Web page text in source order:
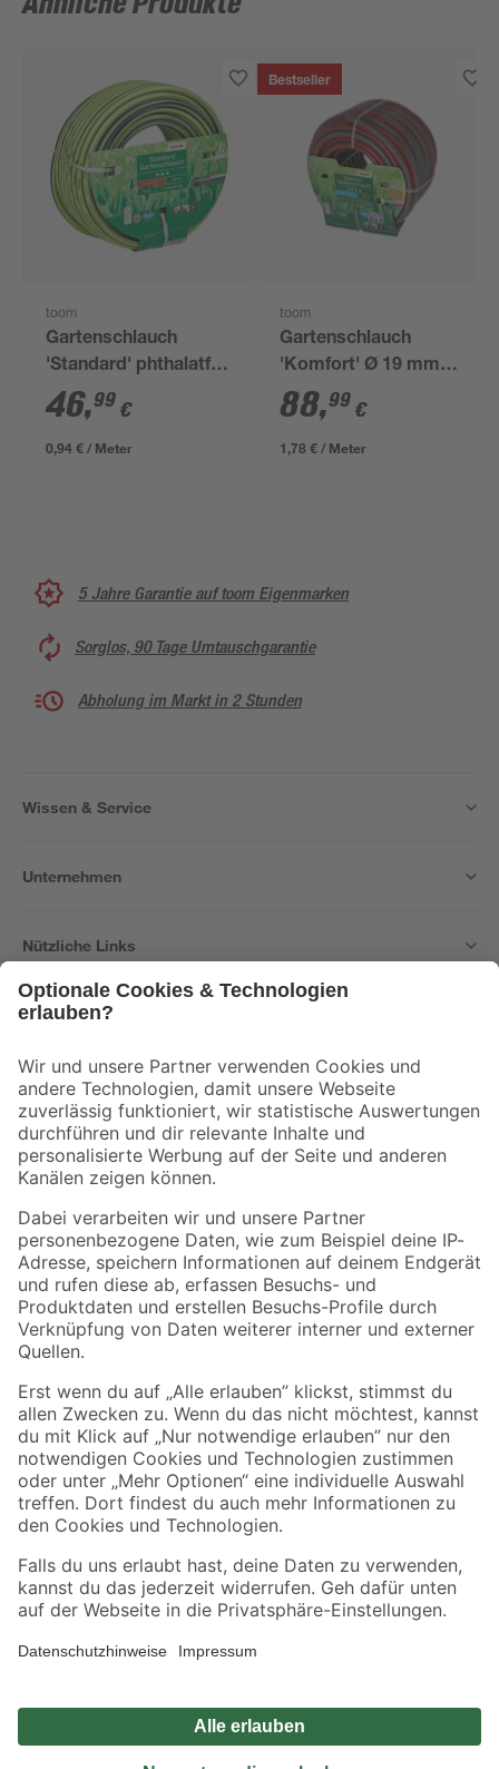
toom
Gartenschlauch
'Standard' phthalatfrei
Ø 13 mm (1/2") 50 m
46,99 €
0,94 € / Meter
Bestseller
toom
Gartenschlauch
'Komfort' Ø 19 mm
(3/4") 50 m
88,99 €
1,78 € / Meter
5 Jahre Garantie auf toom Eigenmarken
Sorglos, 90 Tage Umtauschgarantie
Abholung im Markt in 2 Stunden
Wissen & Service
Unternehmen
Nützliche Links
Der toom Newsletter: Keine Angebote und Aktionen mehr verpassen!
Zur Newsletter Anmeldung
Folge uns
Zahlungsarten Versandarten
Sicher einkaufen
Jetzt die toom-App herunterladen
Alle Preisangaben in EUR inkl. gesetzl. MwSt.. Die dargestellten Angebote sind unter
Umständen nicht in allen Märkten verfügbar. Die angegebenen Verfügbarkeiten beziehen
Produkte nur solange der Vorrat reicht.
*Paketversand ab 59 € versandkostenfrei, gilt nicht für Artikel mit Speditionsversand, hier
Privatsphäre Impressum
Nutzungsbedingungen
Widerrufsrecht
Vertrag widerrufen